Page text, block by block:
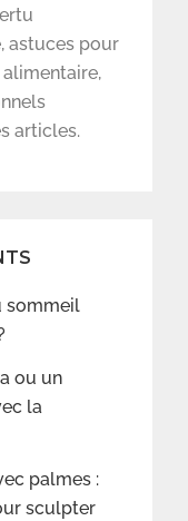
astuces pour
articles.
sommeil
ou un
la
palmes :
sculpter